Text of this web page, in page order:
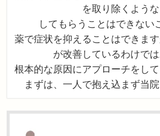
を取り除くよう
してもらうことはできない
薬で症状を抑えることはできま
が改善しているわけでは
根本的な原因にアプローチをし
まずは、一人で抱え込まず当